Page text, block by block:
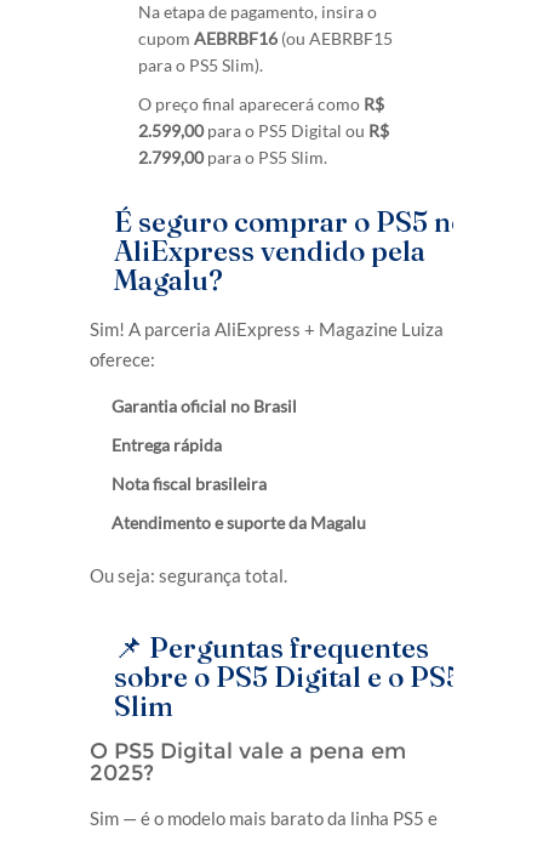
Na etapa de pagamento, insira o
cupom AEBRBF16 (ou AEBRBF15
para o PS5 Slim).
O preço final aparecerá como R$
2.599,00para o PS5 Digital ou R$
2.799,00para o PS5 Slim.
É seguro comprar o PS5 no
AliExpress vendido pela
Magalu?
Sim! A parceria AliExpress + Magazine Luiza
oferece:
Garantia oficial no Brasil
Entrega rápida
Nota fiscal brasileira
Atendimento e suporte da Magalu
Ou seja: segurança total.
📌 Perguntas frequentes
sobre o PS5 Digital e o PS5
Slim
O PS5 Digital vale a pena em
2025?
Sim — é o modelo mais barato da linha PS5 e